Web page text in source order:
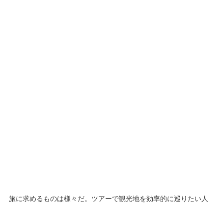
旅に求めるものは様々だ。ツアーで観光地を効率的に巡りたい人